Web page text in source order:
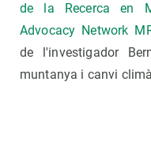
de la Recerca en
Advocacy Network
de l'investigador
muntanya i canvi